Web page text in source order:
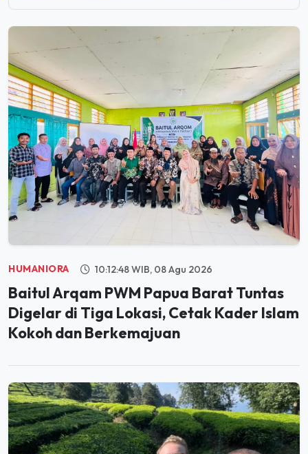
HUMANIORA 10:12:48 WIB, 08 Agu 2026
Baitul Arqam PWM Papua Barat Tuntas
Digelar di Tiga Lokasi, Cetak Kader Islam
Kokoh dan Berkemajuan